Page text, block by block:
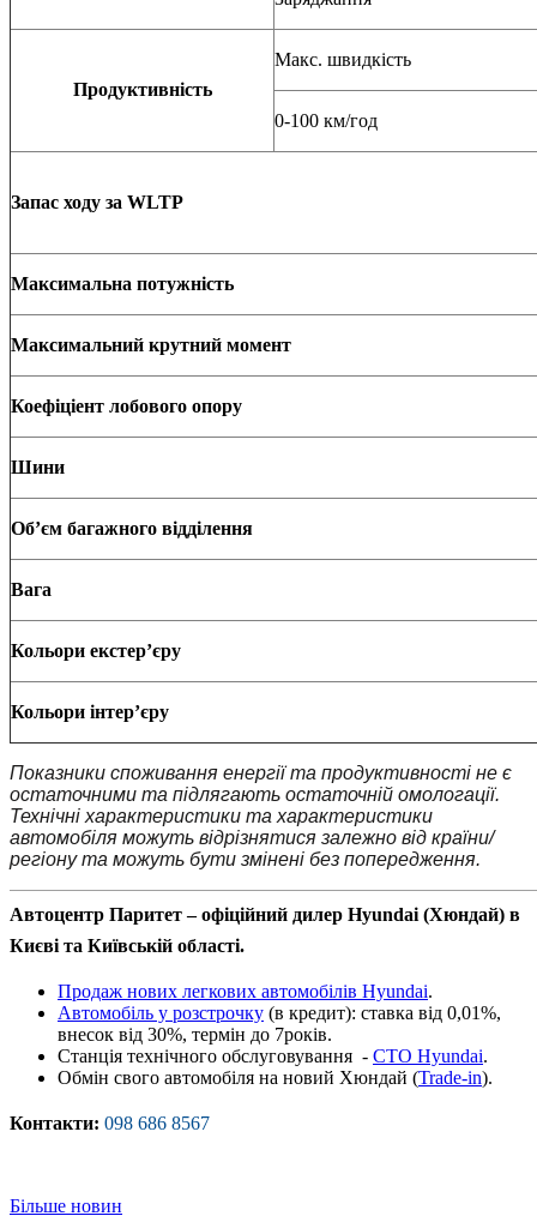
Продуктивність
Макс. швидкість
0-100 км/год
Запас ходу за WLTP
Максимальна потужність
Максимальний крутний момент
Коефіціент лобового опору
Шини
Об’єм багажного відділення
Вага
Кольори екстер’єру
Кольори інтер’єру
Показники споживання енергії та продуктивності не є
остаточними та підлягають остаточній омологації.
Технічні характеристики та характеристики
автомобіля можуть відрізнятися залежно від країни/
регіону та можуть бути змінені без попередження.
Автоцентр Паритет – офіційний дилер Hyundai (Хюндай) в
Києві та Київській області.
Продаж нових легкових автомобілів Hyundai.
Автомобіль у розстрочку (в кредит): ставка від 0,01%,
внесок від 30%, термін до 7років.
Станція технічного обслуговування - СТО Hyundaі.
Обмін свого автомобіля на новий Хюндай (Trade-in).
Контакти: 098 686 8567
Більше новин